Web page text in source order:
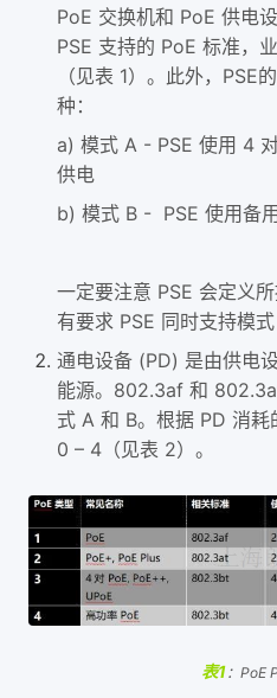
PoE 交换机和 PoE 供电
PSE 支持的 PoE 标准，
（见表 1）。此外，PSE
种：
a) 模式 A - PSE 使用 4
供电
b) 模式 B - PSE 使用备
一定要注意 PSE 会定义
有要求 PSE 同时支持模式
通电设备 (PD) 是由供电
能源。802.3af 和
式 A 和 B。根据 PD 消
0 – 4（见表 2）。
表1： PoE